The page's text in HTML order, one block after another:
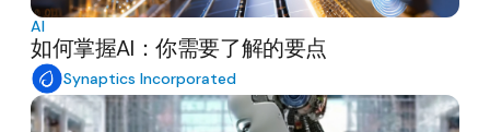
AI
如何掌握AI：你需要了解的要点
Synaptics Incorporated